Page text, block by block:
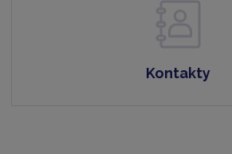
Kontakty